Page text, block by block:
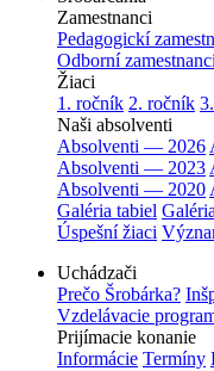
Zamestnanci
Pedagogickí
Odborní zamestnanci
Žiaci
1. ročník 2. ročník
Naši absolventi
Absolventi — 2026
Absolventi — 2023
Absolventi — 2020
Galéria tabiel
Úspešní žiaci
Uchádzači
Prečo Šrobárka?
Vzdelávacie
Prijímacie konanie
Informácie Termíny